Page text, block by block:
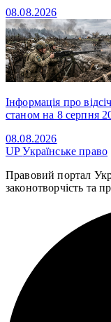
08.08.2026
Інформація про
станом на 8 серпня
08.08.2026
UPУкраїнське право
Правовий портал
законотворчість та